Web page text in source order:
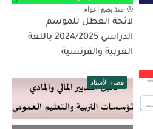
منذ بضع اعوام
لائحة العطل للموسم
الدراسي 2024/2025 باللغة
العربية والفرنسية
فضاء الأستاذ